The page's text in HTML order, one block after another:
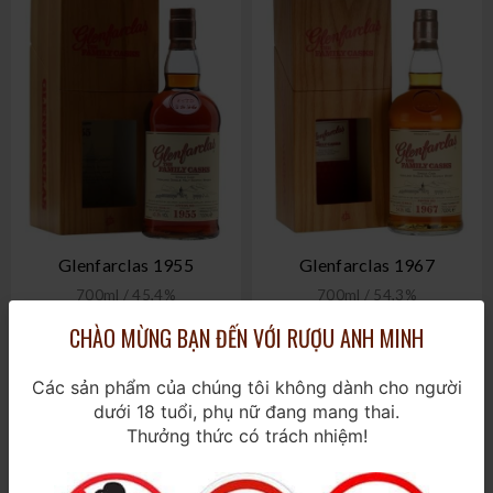
Glenfarclas 1955
700ml / 45,4%
288.000.000₫
Glenfarclas 1967
700ml / 54,3%
210.000.000₫
CHÀO MỪNG BẠN ĐẾN VỚI RƯỢU ANH MINH
Các sản phẩm của chúng tôi không dành cho người
dưới 18 tuổi, phụ nữ đang mang thai.
Thưởng thức có trách nhiệm!